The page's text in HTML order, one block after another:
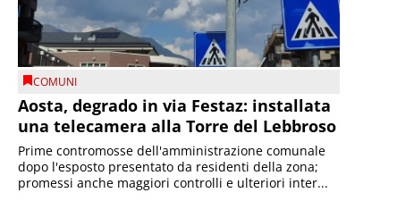
COMUNI
Aosta, degrado in via Festaz: installata
una telecamera alla Torre del Lebbroso
Prime contromosse dell'amministrazione comunale
dopo l'esposto presentato da residenti della zona;
promessi anche maggiori controlli e ulteriori inter...